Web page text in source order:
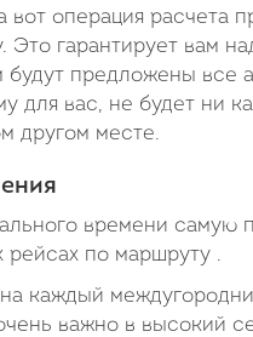
операция расчета
Это гарантирует вам
будут предложены все
для вас, не будет ни
другом месте.
времени
рейсах по маршруту .
каждый
важно в высокий